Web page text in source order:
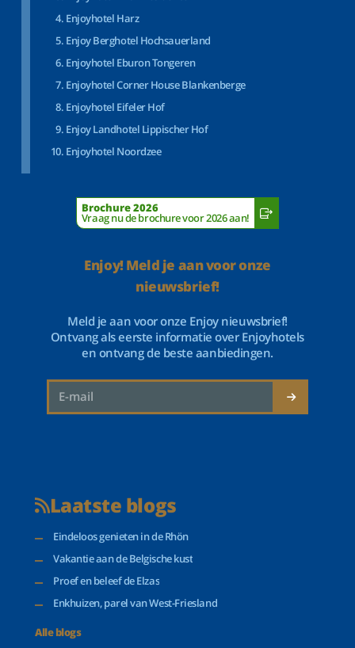
Enjoyhotel Harz
Enjoy Berghotel Hochsauerland
Enjoyhotel Eburon Tongeren
Enjoyhotel Corner House Blankenberge
Enjoyhotel Eifeler Hof
Enjoy Landhotel Lippischer Hof
Enjoyhotel Noordzee
Brochure 2026
Vraag nu de brochure voor 2026 aan!
Enjoy! Meld je aan voor onze
nieuwsbrief!
Meld je aan voor onze Enjoy nieuwsbrief!
Ontvang als eerste informatie over Enjoyhotels
en ontvang de beste aanbiedingen.
Laatste blogs
Eindeloos genieten in de Rhön
Vakantie aan de Belgische kust
Proef en beleef de Elzas
Enkhuizen, parel van West-Friesland
Alle blogs